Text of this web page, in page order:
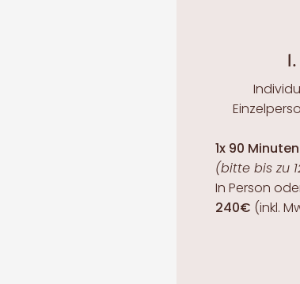
1x 90 Minuten
(bitte bis zu
In Person
240€ (inkl.